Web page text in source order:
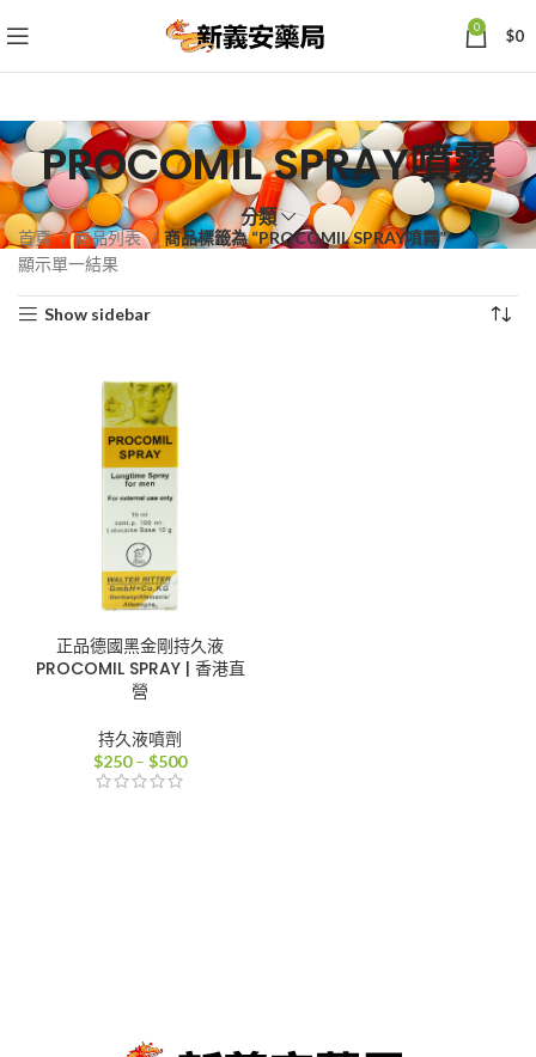
0 $0
PROCOMIL SPRAY噴霧
分類
首頁 商品列表
商品標籤為 “PROCOMIL SPRAY噴霧”
顯示單一結果
Show sidebar
正品德國黑金剛持久液
PROCOMIL SPRAY | 香港直
營
持久液噴劑
$250 – $500價